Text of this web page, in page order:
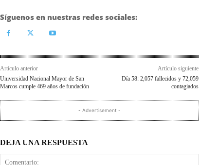
Síguenos en nuestras redes sociales:
Artículo anterior
Universidad Nacional Mayor de San
Marcos cumple 469 años de fundación
Artículo siguiente
Día 58: 2,057 fallecidos y 72,059
contagiados
- Advertisement -
DEJA UNA RESPUESTA